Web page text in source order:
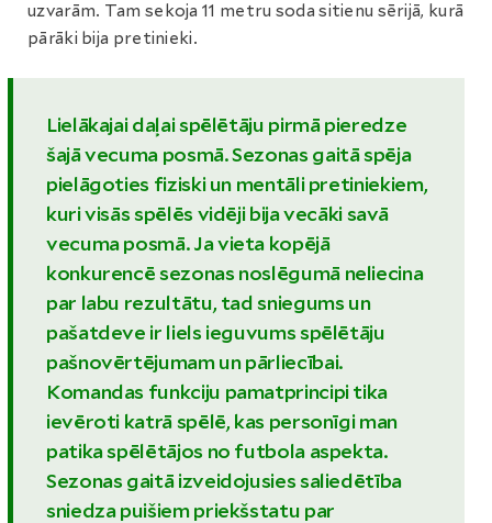
uzvarām. Tam sekoja 11 metru soda sitienu sērijā, kurā
pārāki bija pretinieki.
Lielākajai daļai spēlētāju pirmā pieredze
šajā vecuma posmā. Sezonas gaitā spēja
pielāgoties fiziski un mentāli pretiniekiem,
kuri visās spēlēs vidēji bija vecāki savā
vecuma posmā. Ja vieta kopējā
konkurencē sezonas noslēgumā neliecina
par labu rezultātu, tad sniegums un
pašatdeve ir liels ieguvums spēlētāju
pašnovērtējumam un pārliecībai.
Komandas funkciju pamatprincipi tika
ievēroti katrā spēlē, kas personīgi man
patika spēlētājos no futbola aspekta.
Sezonas gaitā izveidojusies saliedētība
sniedza puišiem priekšstatu par